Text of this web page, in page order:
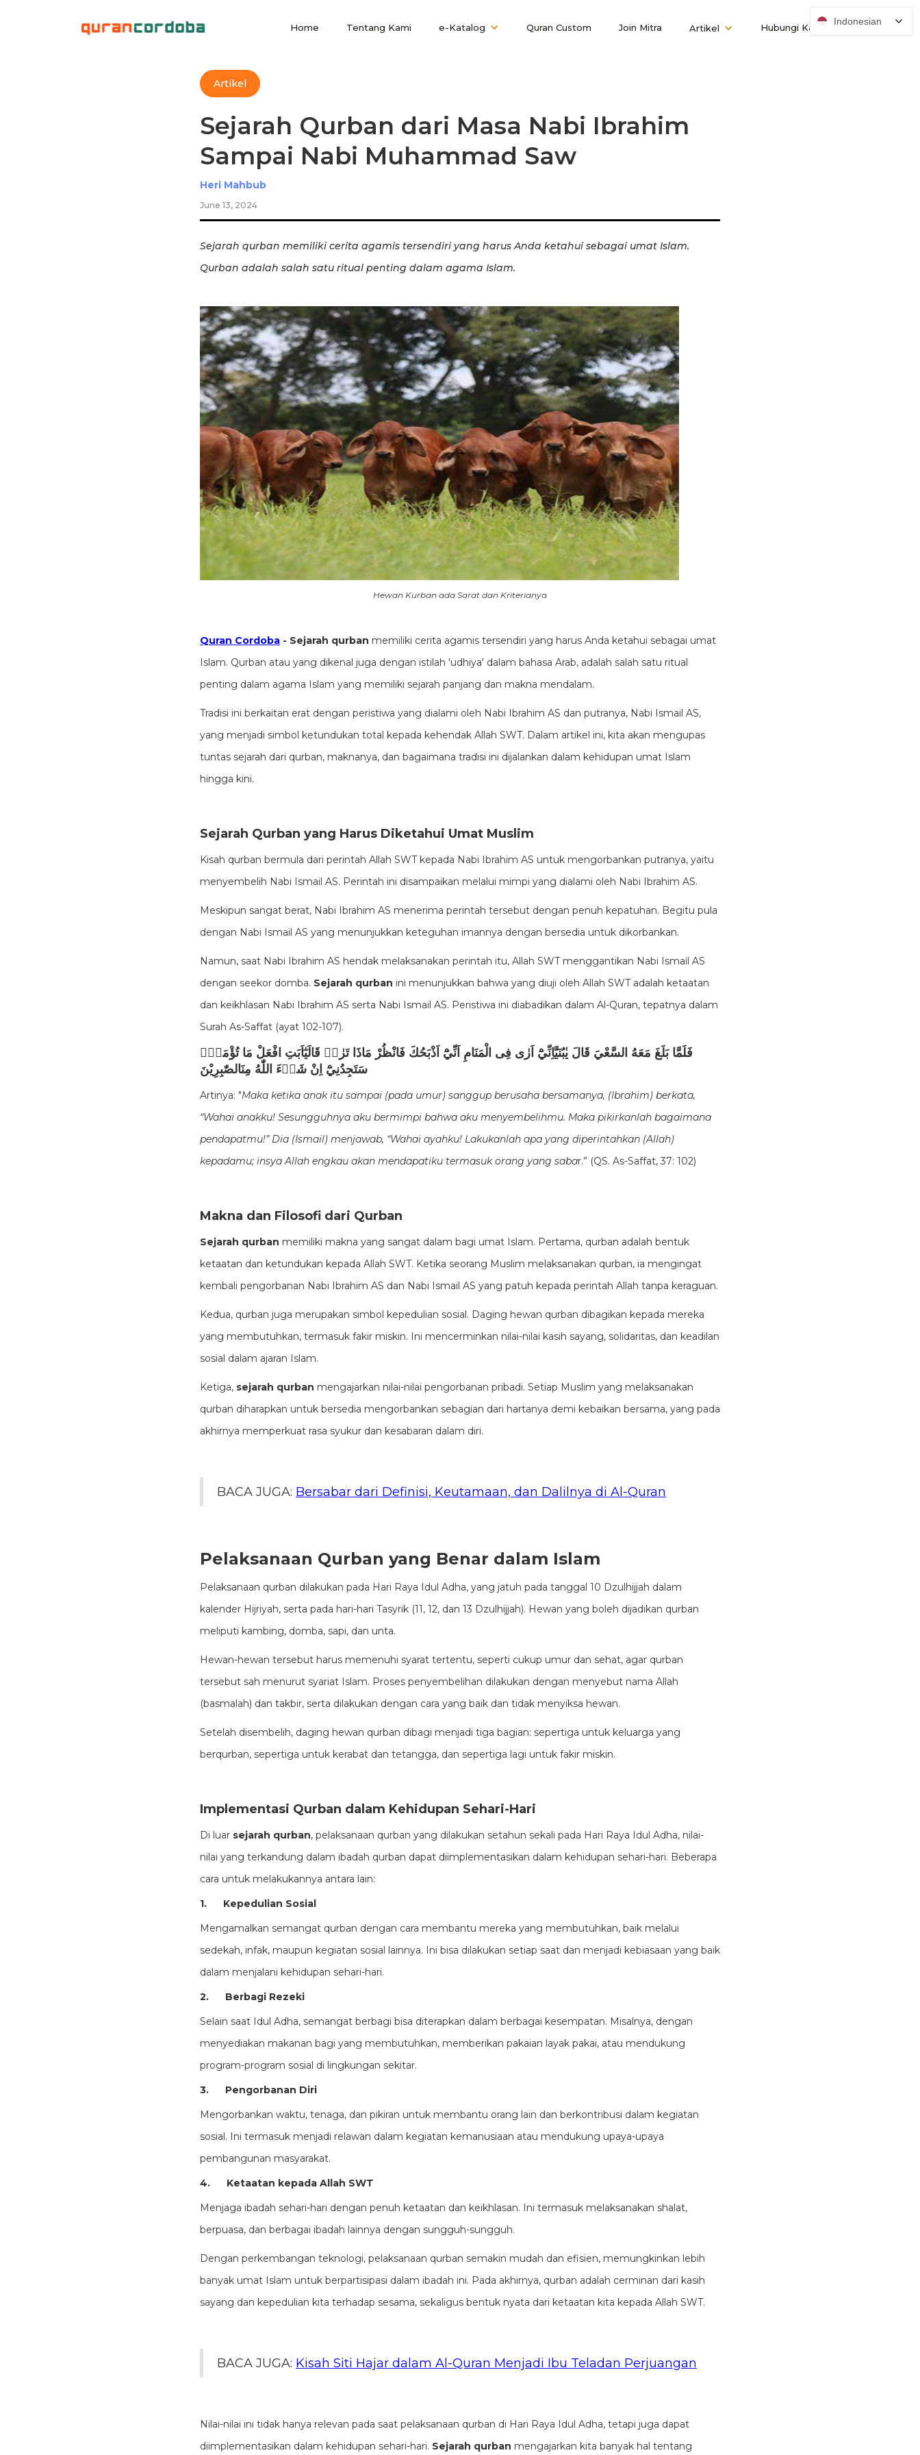
Home Tentang Kami e-Katalog Quran Custom Join Mitra Artikel Hubungi Kami
Artikel
Sejarah Qurban dari Masa Nabi Ibrahim
Sampai Nabi Muhammad Saw
Heri Mahbub
June 13, 2024
Sejarah qurban memiliki cerita agamis tersendiri yang harus Anda ketahui sebagai umat Islam.
Qurban adalah salah satu ritual penting dalam agama Islam.
Hewan Kurban ada Sarat dan Kriterianya
Quran Cordoba - Sejarah qurban memiliki cerita agamis tersendiri yang harus Anda ketahui sebagai umat
Islam. Qurban atau yang dikenal juga dengan istilah 'udhiya' dalam bahasa Arab, adalah salah satu ritual
penting dalam agama Islam yang memiliki sejarah panjang dan makna mendalam.
Tradisi ini berkaitan erat dengan peristiwa yang dialami oleh Nabi Ibrahim AS dan putranya, Nabi Ismail AS,
yang menjadi simbol ketundukan total kepada kehendak Allah SWT. Dalam artikel ini, kita akan mengupas
tuntas sejarah dari qurban, maknanya, dan bagaimana tradisi ini dijalankan dalam kehidupan umat Islam
hingga kini.
Sejarah Qurban yang Harus Diketahui Umat Muslim
Kisah qurban bermula dari perintah Allah SWT kepada Nabi Ibrahim AS untuk mengorbankan putranya, yaitu
menyembelih Nabi Ismail AS. Perintah ini disampaikan melalui mimpi yang dialami oleh Nabi Ibrahim AS.
Meskipun sangat berat, Nabi Ibrahim AS menerima perintah tersebut dengan penuh kepatuhan. Begitu pula
dengan Nabi Ismail AS yang menunjukkan keteguhan imannya dengan bersedia untuk dikorbankan.
Namun, saat Nabi Ibrahim AS hendak melaksanakan perintah itu, Allah SWT menggantikan Nabi Ismail AS
dengan seekor domba. Sejarah qurban ini menunjukkan bahwa yang diuji oleh Allah SWT adalah ketaatan
dan keikhlasan Nabi Ibrahim AS serta Nabi Ismail AS. Peristiwa ini diabadikan dalam Al-Quran, tepatnya dalam
Surah As-Saffat (ayat 102-107).
فَلَمَّا بَلَغَ مَعَهُ السَّعْيَ قَالَ يٰبُنَيَّاِنِّيْٓ اَرٰى فِى الْمَنَامِ اَنِّيْٓ اَذْبَحُكَ فَانْظُرْ مَاذَا تَرٰىۗ قَالَيٰٓاَبَتِ افْعَلْ مَا تُؤْمَرُۖ
سَتَجِدُنِيْٓ اِنْ شَاۤءَ اللّٰهُ مِنَالصّٰبِرِيْنَ
Artinya: "Maka ketika anak itu sampai (pada umur) sanggup berusaha bersamanya, (Ibrahim) berkata,
“Wahai anakku! Sesungguhnya aku bermimpi bahwa aku menyembelihmu. Maka pikirkanlah bagaimana
pendapatmu!” Dia (Ismail) menjawab, “Wahai ayahku! Lakukanlah apa yang diperintahkan (Allah)
kepadamu; insya Allah engkau akan mendapatiku termasuk orang yang sabar.” (QS. As-Saffat, 37: 102)
Makna dan Filosofi dari Qurban
Sejarah qurban memiliki makna yang sangat dalam bagi umat Islam. Pertama, qurban adalah bentuk
ketaatan dan ketundukan kepada Allah SWT. Ketika seorang Muslim melaksanakan qurban, ia mengingat
kembali pengorbanan Nabi Ibrahim AS dan Nabi Ismail AS yang patuh kepada perintah Allah tanpa keraguan.
Kedua, qurban juga merupakan simbol kepedulian sosial. Daging hewan qurban dibagikan kepada mereka
yang membutuhkan, termasuk fakir miskin. Ini mencerminkan nilai-nilai kasih sayang, solidaritas, dan keadilan
sosial dalam ajaran Islam.
Ketiga, sejarah qurban mengajarkan nilai-nilai pengorbanan pribadi. Setiap Muslim yang melaksanakan
qurban diharapkan untuk bersedia mengorbankan sebagian dari hartanya demi kebaikan bersama, yang pada
akhirnya memperkuat rasa syukur dan kesabaran dalam diri.
BACA JUGA: Bersabar dari Definisi, Keutamaan, dan Dalilnya di Al-Quran
Pelaksanaan Qurban yang Benar dalam Islam
Pelaksanaan qurban dilakukan pada Hari Raya Idul Adha, yang jatuh pada tanggal 10 Dzulhijjah dalam
kalender Hijriyah, serta pada hari-hari Tasyrik (11, 12, dan 13 Dzulhijjah). Hewan yang boleh dijadikan qurban
meliputi kambing, domba, sapi, dan unta.
Hewan-hewan tersebut harus memenuhi syarat tertentu, seperti cukup umur dan sehat, agar qurban
tersebut sah menurut syariat Islam. Proses penyembelihan dilakukan dengan menyebut nama Allah
(basmalah) dan takbir, serta dilakukan dengan cara yang baik dan tidak menyiksa hewan.
Setelah disembelih, daging hewan qurban dibagi menjadi tiga bagian: sepertiga untuk keluarga yang
berqurban, sepertiga untuk kerabat dan tetangga, dan sepertiga lagi untuk fakir miskin.
Implementasi Qurban dalam Kehidupan Sehari-Hari
Di luar sejarah qurban, pelaksanaan qurban yang dilakukan setahun sekali pada Hari Raya Idul Adha, nilai-
nilai yang terkandung dalam ibadah qurban dapat diimplementasikan dalam kehidupan sehari-hari. Beberapa
cara untuk melakukannya antara lain:
1.
Kepedulian Sosial
Mengamalkan semangat qurban dengan cara membantu mereka yang membutuhkan, baik melalui
sedekah, infak, maupun kegiatan sosial lainnya. Ini bisa dilakukan setiap saat dan menjadi kebiasaan yang baik
dalam menjalani kehidupan sehari-hari.
2.
Berbagi Rezeki
Selain saat Idul Adha, semangat berbagi bisa diterapkan dalam berbagai kesempatan. Misalnya, dengan
menyediakan makanan bagi yang membutuhkan, memberikan pakaian layak pakai, atau mendukung
program-program sosial di lingkungan sekitar.
3.
Pengorbanan Diri
Mengorbankan waktu, tenaga, dan pikiran untuk membantu orang lain dan berkontribusi dalam kegiatan
sosial. Ini termasuk menjadi relawan dalam kegiatan kemanusiaan atau mendukung upaya-upaya
pembangunan masyarakat.
4.
Ketaatan kepada Allah SWT
Menjaga ibadah sehari-hari dengan penuh ketaatan dan keikhlasan. Ini termasuk melaksanakan shalat,
berpuasa, dan berbagai ibadah lainnya dengan sungguh-sungguh.
Dengan perkembangan teknologi, pelaksanaan qurban semakin mudah dan efisien, memungkinkan lebih
banyak umat Islam untuk berpartisipasi dalam ibadah ini. Pada akhirnya, qurban adalah cerminan dari kasih
sayang dan kepedulian kita terhadap sesama, sekaligus bentuk nyata dari ketaatan kita kepada Allah SWT.
BACA JUGA: Kisah Siti Hajar dalam Al-Quran Menjadi Ibu Teladan Perjuangan
Nilai-nilai ini tidak hanya relevan pada saat pelaksanaan qurban di Hari Raya Idul Adha, tetapi juga dapat
diimplementasikan dalam kehidupan sehari-hari. Sejarah qurban mengajarkan kita banyak hal tentang
Indonesian